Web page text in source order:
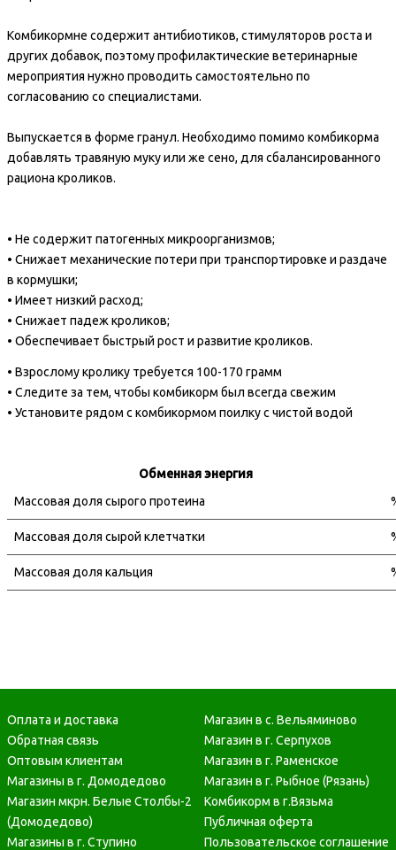
Комбикормне содержит антибиотиков, стимуляторов роста и
других добавок, поэтому профилактические ветеринарные
мероприятия нужно проводить самостоятельно по
согласованию со специалистами.
Выпускается в форме гранул. Необходимо помимо комбикорма
добавлять травяную муку или же сено, для сбалансированного
рациона кроликов.
• Не содержит патогенных микроорганизмов;
• Снижает механические потери при транспортировке и раздаче
в кормушки;
• Имеет низкий расход;
• Снижает падеж кроликов;
• Обеспечивает быстрый рост и развитие кроликов.
• Взрослому кролику требуется 100-170 грамм
• Следите за тем, чтобы комбикорм был всегда свежим
• Установите рядом с комбикормом поилку с чистой водой
Обменная энергия
Массовая доля сырого протеина
Массовая доля сырой клетчатки
Массовая доля кальция
Оплата и доставка
Обратная связь
Оптовым клиентам
Магазины в г. Домодедово
Магазин мкрн. Белые Столбы-2
(Домодедово)
Магазины в г. Ступино
Магазин в с. Вельяминово
Магазин в г. Серпухов
Магазин в г. Раменское
Магазин в г. Рыбное (Рязань)
Комбикорм в г.Вязьма
Публичная оферта
Пользовательское соглашение